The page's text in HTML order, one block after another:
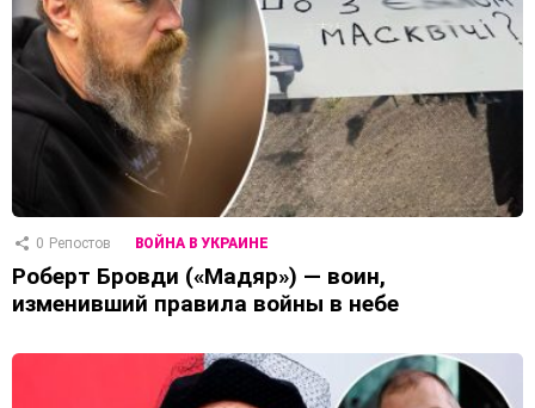
0 Репостов ВОЙНА В УКРАИНЕ
Роберт Бровди («Мадяр») — воин,
изменивший правила войны в небе